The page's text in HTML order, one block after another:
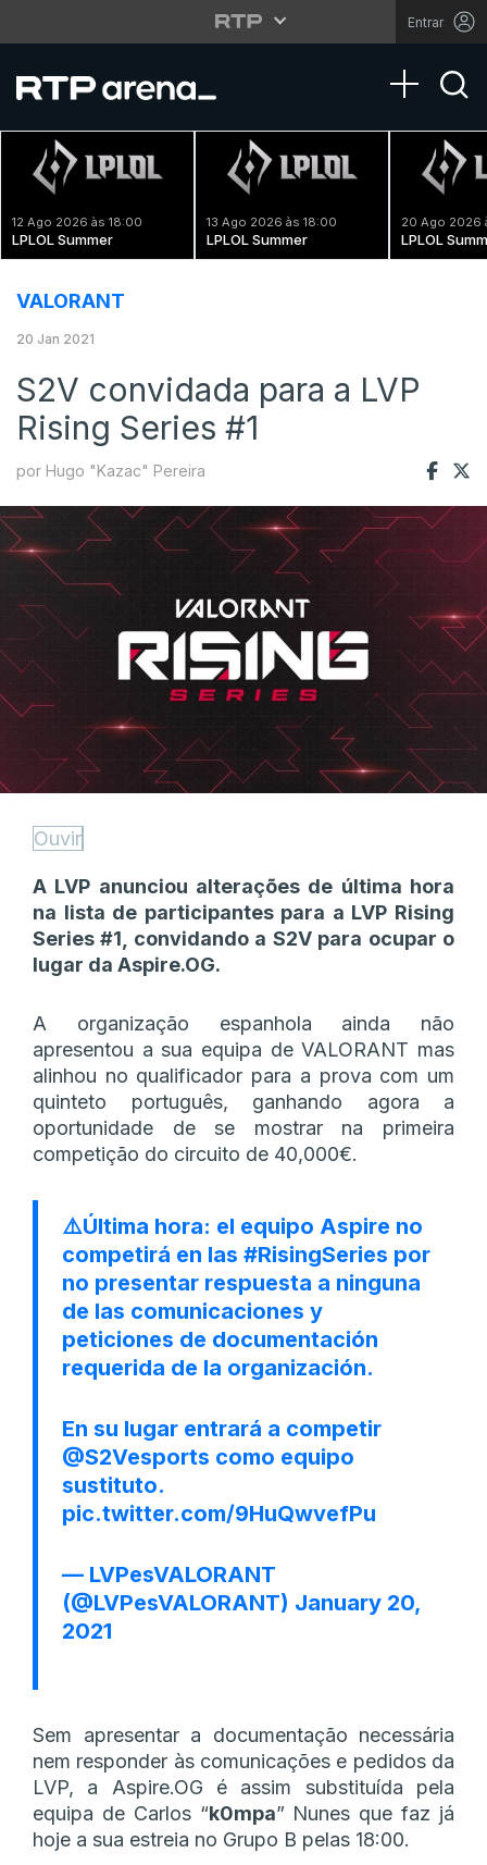
Entrar
Toggle
12 Ago 2026 às 18:00
LPLOL Summer
13 Ago 2026 às 18:00
LPLOL Summer
20 Ago 2026
LPLOL
VALORANT
20 Jan 2021
S2V convidada para a LVP
Rising Series #1
por Hugo "Kazac" Pereira
Ouvir
A LVP anunciou alterações de última hora
na lista de participantes para a LVP Rising
Series #1, convidando a S2V para ocupar o
lugar da Aspire.OG.
A organização espanhola ainda não
apresentou a sua equipa de VALORANT mas
alinhou no qualificador para a prova com um
quinteto português, ganhando agora a
oportunidade de se mostrar na primeira
competição do circuito de 40,000€.
⚠️Última hora: el equipo Aspire no
competirá en las #RisingSeries por
no presentar respuesta a ninguna
de las comunicaciones y
peticiones de documentación
requerida de la organización.
En su lugar entrará a competir
@S2Vesports como equipo
sustituto.
pic.twitter.com/9HuQwvefPu
— LVPesVALORANT
(@LVPesVALORANT) January 20,
2021
Sem apresentar a documentação necessária
nem responder às comunicações e pedidos da
LVP, a Aspire.OG é assim substituída pela
equipa de Carlos “k0mpa” Nunes que faz já
hoje a sua estreia no Grupo B pelas 18:00.